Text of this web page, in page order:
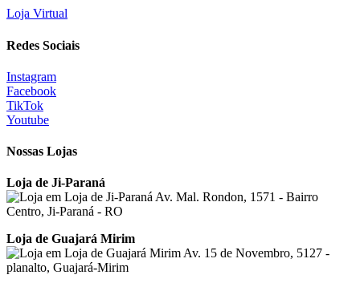
Loja Virtual
Redes Sociais
Instagram
Facebook
TikTok
Youtube
Nossas Lojas
Loja de Ji-Paraná
Av. Mal. Rondon, 1571 - Bairro
Centro, Ji-Paraná - RO
Loja de Guajará Mirim
Av. 15 de Novembro, 5127 -
planalto, Guajará-Mirim